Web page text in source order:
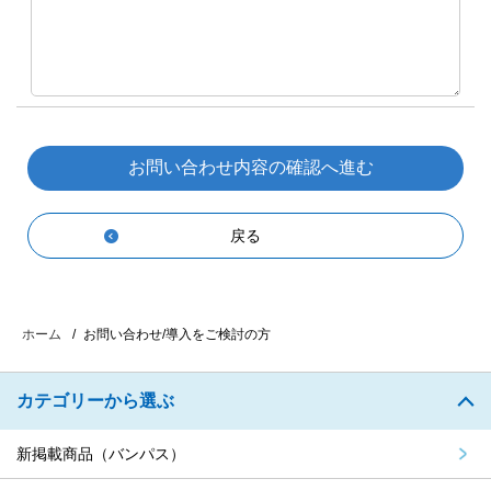
戻る
ホーム お問い合わせ/導入をご検討の方
カテゴリーから選ぶ
新掲載商品（バンパス）